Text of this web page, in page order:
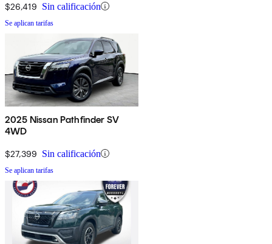
$26,419 Sin calificación
Se aplican tarifas
2025 Nissan Pathfinder SV
4WD
$27,399 Sin calificación
Se aplican tarifas